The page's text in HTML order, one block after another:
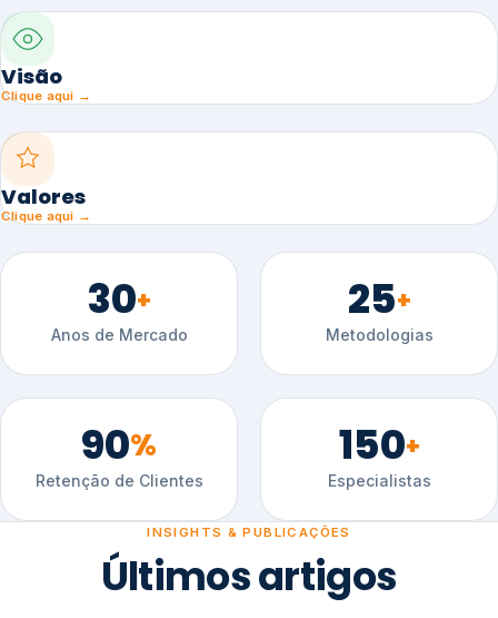
Visão
Clique aqui →
Valores
Clique aqui →
30+
Anos de Mercado
25+
Metodologias
90%
Retenção de Clientes
150+
Especialistas
INSIGHTS & PUBLICAÇÕES
Últimos artigos